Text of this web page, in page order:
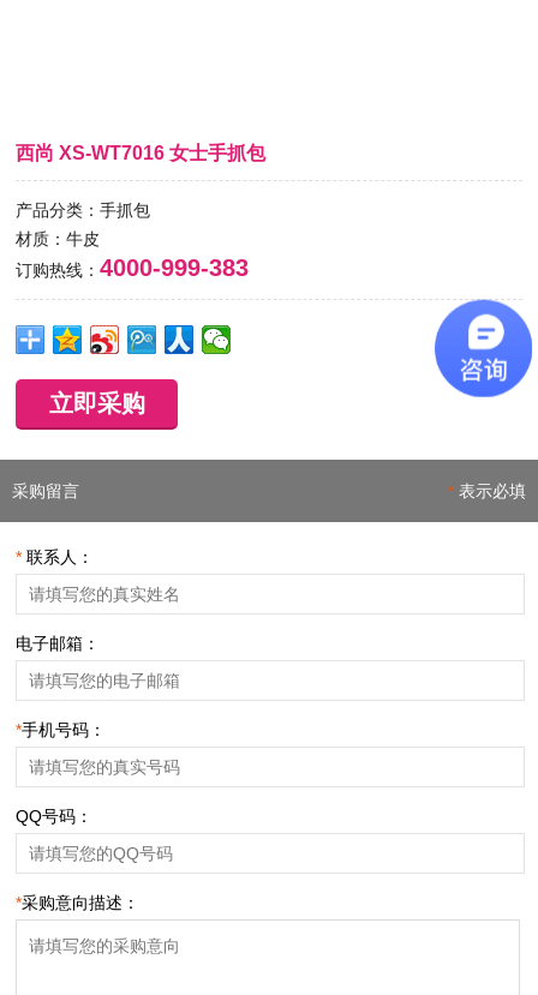
西尚 XS-WT7016 女士手抓包
产品分类：手抓包
材质：牛皮
订购热线：4000-999-383
立即采购
采购留言 * 表示必填
* 联系人：
电子邮箱：
*手机号码：
QQ号码：
*采购意向描述：